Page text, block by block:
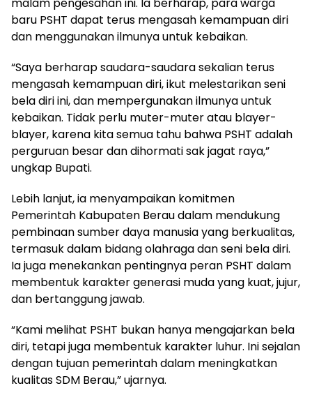
baru PSHT dapat terus mengasah kemampuan diri
dan menggunakan ilmunya untuk kebaikan.
“Saya berharap saudara-saudara sekalian terus
mengasah kemampuan diri, ikut melestarikan seni
bela diri ini, dan mempergunakan ilmunya untuk
kebaikan. Tidak perlu muter-muter atau blayer-
blayer, karena kita semua tahu bahwa PSHT adalah
perguruan besar dan dihormati sak jagat raya,”
ungkap Bupati.
Lebih lanjut, ia menyampaikan komitmen
Pemerintah Kabupaten Berau dalam mendukung
pembinaan sumber daya manusia yang berkualitas,
termasuk dalam bidang olahraga dan seni bela diri.
Ia juga menekankan pentingnya peran PSHT dalam
membentuk karakter generasi muda yang kuat, jujur,
dan bertanggung jawab.
“Kami melihat PSHT bukan hanya mengajarkan bela
diri, tetapi juga membentuk karakter luhur. Ini sejalan
dengan tujuan pemerintah dalam meningkatkan
kualitas SDM Berau,” ujarnya.